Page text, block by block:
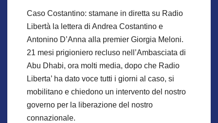
Caso Costantino: stamane in diretta su Radio
Libertà la lettera di Andrea Costantino e
Antonino D’Anna alla premier Giorgia Meloni.
21 mesi prigioniero recluso nell’Ambasciata di
Abu Dhabi, ora molti media, dopo che Radio
Liberta’ ha dato voce tutti i giorni al caso, si
mobilitano e chiedono un intervento del nostro
governo per la liberazione del nostro
connazionale.